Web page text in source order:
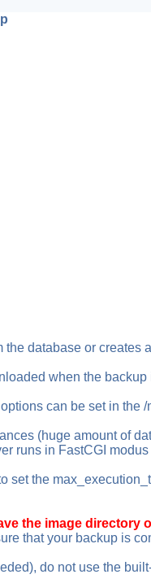
database or
when the
can be set in the
(huge amount of
runs in FastCGI
set the
the image directory
that your backup is
do not use the